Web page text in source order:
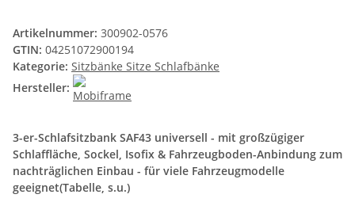
Artikelnummer: 300902-0576
GTIN: 04251072900194
Kategorie: Sitzbänke Sitze Schlafbänke
Hersteller:
3-er-Schlafsitzbank SAF43 universell - mit großzügiger
Schlaffläche, Sockel, Isofix & Fahrzeugboden-Anbindung zum
nachträglichen Einbau - für viele Fahrzeugmodelle
geeignet(Tabelle, s.u.)